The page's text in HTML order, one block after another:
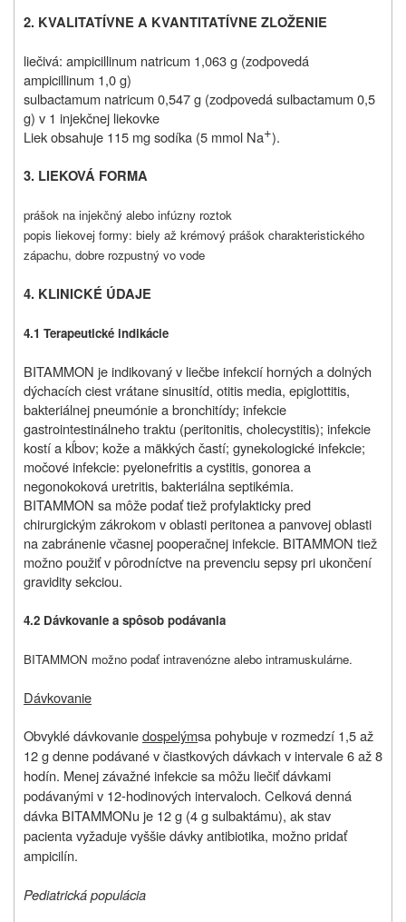
2. KVALITATÍVNE A KVANTITATÍVNE ZLOŽENIE
liečivá: ampicillinum natricum 1,063 g (zodpovedá
ampicillinum 1,0 g)
sulbactamum natricum 0,547 g (zodpovedá sulbactamum 0,5
g) v 1 injekčnej liekovke
Liek obsahuje 115 mg sodíka (5 mmol Na+).
3. LIEKOVÁ FORMA
prášok na injekčný alebo infúzny roztok
popis liekovej formy: biely až krémový prášok charakteristického
zápachu, dobre rozpustný vo vode
4. KLINICKÉ ÚDAJE
4.1 Terapeutické indikácie
BITAMMON je indikovaný v liečbe infekcií horných a dolných
dýchacích ciest vrátane sinusitíd, otitis media, epiglottitis,
bakteriálnej pneumónie a bronchitídy; infekcie
gastrointestinálneho traktu (peritonitis, cholecystitis); infekcie
kostí a kĺbov; kože a mäkkých častí; gynekologické infekcie;
močové infekcie: pyelonefritis a cystitis, gonorea a
negonokoková uretritis, bakteriálna septikémia.
BITAMMON sa môže podať tiež profylakticky pred
chirurgickým zákrokom v oblasti peritonea a panvovej oblasti
na zabránenie včasnej pooperačnej infekcie. BITAMMON tiež
možno použiť v pôrodníctve na prevenciu sepsy pri ukončení
gravidity sekciou.
4.2 Dávkovanie a spôsob podávania
BITAMMON možno podať intravenózne alebo intramuskulárne.
Dávkovanie
Obvyklé dávkovaniedospelýmsa pohybuje v rozmedzí 1,5 až
12 g denne podávané v čiastkových dávkach v intervale 6 až 8
hodín. Menej závažné infekcie sa môžu liečiť dávkami
podávanými v 12-hodinových intervaloch. Celková denná
dávka BITAMMONu je 12 g (4 g sulbaktámu), ak stav
pacienta vyžaduje vyššie dávky antibiotika, možno pridať
ampicilín.
Pediatrická populácia